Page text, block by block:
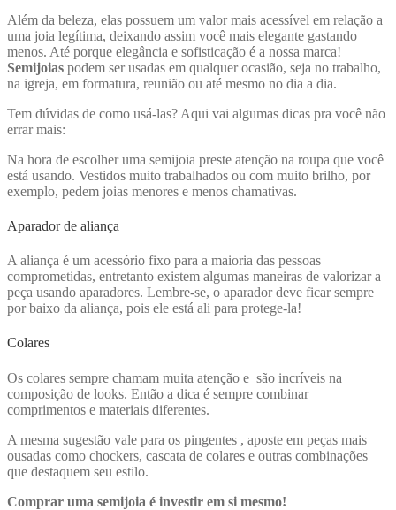
Além da beleza, elas possuem um valor mais acessível em relação a
uma joia legítima, deixando assim você mais elegante gastando
menos. Até porque elegância e sofisticação é a nossa marca!
Semijoias podem ser usadas em qualquer ocasião, seja no trabalho,
na igreja, em formatura, reunião ou até mesmo no dia a dia.
Tem dúvidas de como usá-las? Aqui vai algumas dicas pra você não
errar mais:
Na hora de escolher uma semijoia preste atenção na roupa que você
está usando. Vestidos muito trabalhados ou com muito brilho, por
exemplo, pedem joias menores e menos chamativas.
Aparador de aliança
A aliança é um acessório fixo para a maioria das pessoas
comprometidas, entretanto existem algumas maneiras de valorizar a
peça usando aparadores. Lembre-se, o aparador deve ficar sempre
por baixo da aliança, pois ele está ali para protege-la!
Colares
Os colares sempre chamam muita atenção e são incríveis na
composição de looks. Então a dica é sempre combinar
comprimentos e materiais diferentes.
A mesma sugestão vale para os pingentes , aposte em peças mais
ousadas como chockers, cascata de colares e outras combinações
que destaquem seu estilo.
Comprar uma semijoia é investir em si mesmo!